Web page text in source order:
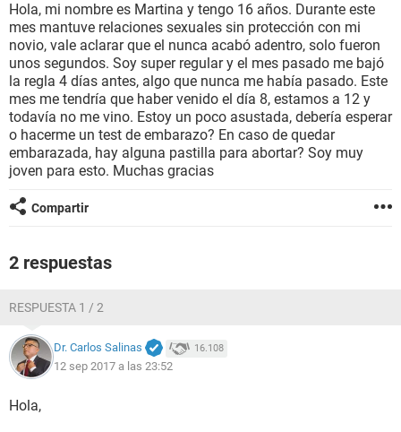
BIENESTAR
SEXUALIDAD
GLOSARIO
Hola, mi nombre es Martina y tengo 16 años. Durante este
mes mantuve relaciones sexuales sin protección con mi
novio, vale aclarar que el nunca acabó adentro, solo fueron
unos segundos. Soy super regular y el mes pasado me bajó
la regla 4 días antes, algo que nunca me había pasado. Este
mes me tendría que haber venido el día 8, estamos a 12 y
todavía no me vino. Estoy un poco asustada, debería esperar
o hacerme un test de embarazo? En caso de quedar
embarazada, hay alguna pastilla para abortar? Soy muy
joven para esto. Muchas gracias
Compartir
2 respuestas
RESPUESTA 1 / 2
Dr. Carlos Salinas 16.108
12 sep 2017 a las 23:52
Hola,